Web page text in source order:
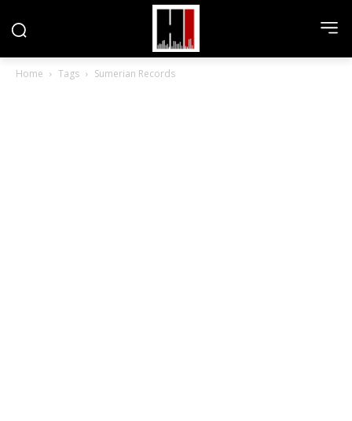
Home Tags Sumerian Records